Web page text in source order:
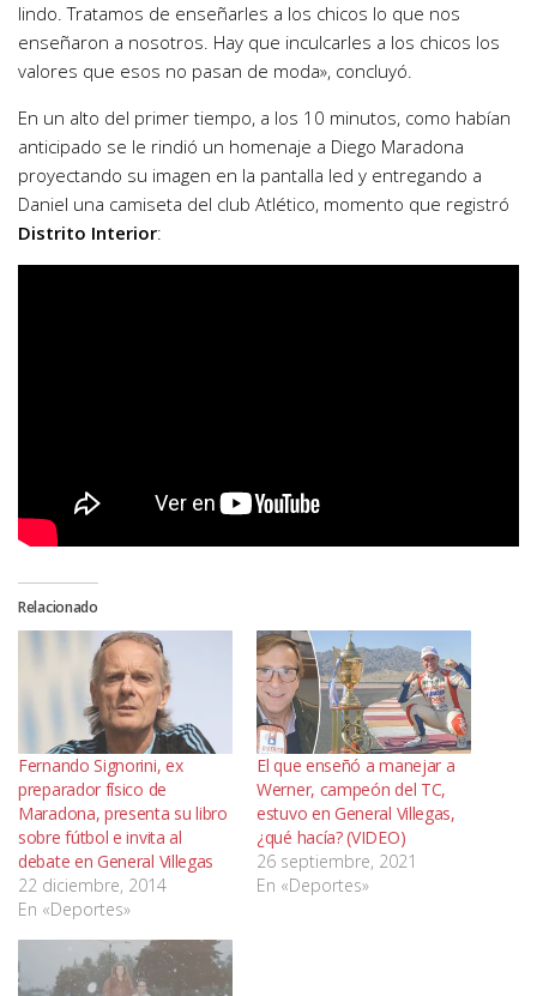
lindo. Tratamos de enseñarles a los chicos lo que nos
enseñaron a nosotros. Hay que inculcarles a los chicos los
valores que esos no pasan de moda», concluyó.
En un alto del primer tiempo, a los 10 minutos, como habían
anticipado se le rindió un homenaje a Diego Maradona
proyectando su imagen en la pantalla led y entregando a
Daniel una camiseta del club Atlético, momento que registró
Distrito Interior:
Relacionado
Fernando Signorini, ex
preparador físico de
Maradona, presenta su libro
sobre fútbol e invita al
debate en General Villegas
22 diciembre, 2014
En «Deportes»
El que enseñó a manejar a
Werner, campeón del TC,
estuvo en General Villegas,
¿qué hacía? (VIDEO)
26 septiembre, 2021
En «Deportes»